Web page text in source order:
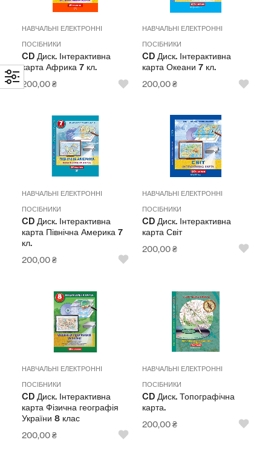
НАВЧАЛЬНІ ЕЛЕКТРОННІ
ПОСІБНИКИ
CD Диск. Інтерактивна
карта Африка 7 кл.
200,00₴
НАВЧАЛЬНІ ЕЛЕКТРОННІ
ПОСІБНИКИ
CD Диск. Інтерактивна
карта Океани 7 кл.
200,00₴
НАВЧАЛЬНІ ЕЛЕКТРОННІ
ПОСІБНИКИ
CD Диск. Інтерактивна
карта Північна Америка 7
кл.
200,00₴
НАВЧАЛЬНІ ЕЛЕКТРОННІ
ПОСІБНИКИ
CD Диск. Інтерактивна
карта Світ
200,00₴
НАВЧАЛЬНІ ЕЛЕКТРОННІ
ПОСІБНИКИ
CD Диск. Інтерактивна
карта Фізична географія
України 8 клас
200,00₴
НАВЧАЛЬНІ ЕЛЕКТРОННІ
ПОСІБНИКИ
CD Диск. Топографічна
карта.
200,00₴